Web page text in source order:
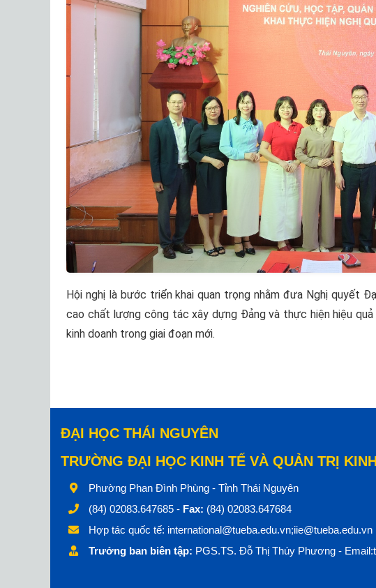
Hội nghị là bước triển khai quan trọng nhằm đưa Nghị quyết
cao chất lượng công tác xây dựng Đảng và thực hiện hiệu
kinh doanh trong giai đoạn mới.
ĐẠI HỌC THÁI NGUYÊN
TRƯỜNG ĐẠI HỌC KINH TẾ VÀ QUẢN TRỊ
Phường Phan Đình Phùng - Tỉnh Thái Nguyên
(84) 02083.647685 - Fax: (84) 02083.647684
Hợp tác quốc tế: international@tueba.edu.vn;iie@tueba.edu.vn
Trưởng ban biên tập: PGS.TS. Đỗ Thị Thúy Phương -